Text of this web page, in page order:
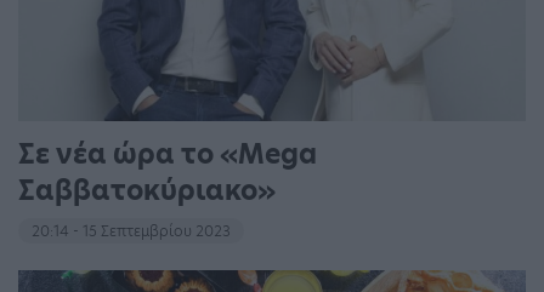
Σε νέα ώρα το «Mega
Σαββατοκύριακο»
20:14 - 15 Σεπτεμβρίου 2023